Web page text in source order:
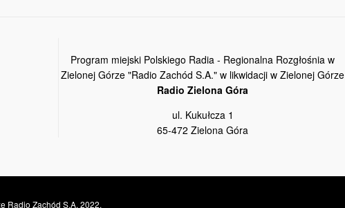
Program miejski Polskiego Radia - Regionalna Rozgłośnia w
Zielonej Górze "Radio Zachód S.A." w likwidacji w Zielonej Górze
Radio Zielona Góra
ul. Kukułcza 1
65-472 Zielona Góra
Radio Zachód S.A. 2022.